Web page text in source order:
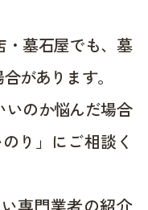
・墓石屋でも、墓
があります。
いのか悩んだ場合
り」にご相談く